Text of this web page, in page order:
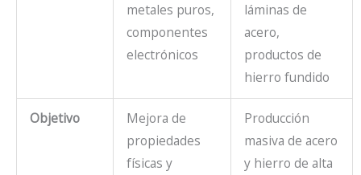
metales puros,
componentes
electrónicos
láminas de
acero,
productos de
hierro fundido
Objetivo
Mejora de
propiedades
físicas y
Producción
masiva de acero
y hierro de alta